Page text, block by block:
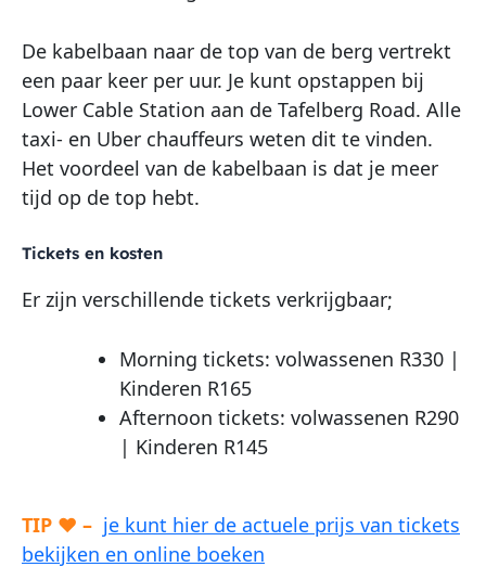
De kabelbaan naar de top van de berg vertrekt
een paar keer per uur. Je kunt opstappen bij
Lower Cable Station aan de Tafelberg Road. Alle
taxi- en Uber chauffeurs weten dit te vinden.
Het voordeel van de kabelbaan is dat je meer
tijd op de top hebt.
Tickets en kosten
Er zijn verschillende tickets verkrijgbaar;
Morning tickets: volwassenen R330 |
Kinderen R165
Afternoon tickets: volwassenen R290
| Kinderen R145
TIP ♥ – je kunt hier de actuele prijs van tickets
bekijken en online boeken